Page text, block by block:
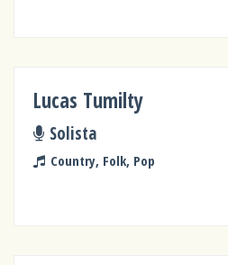
Lucas Tumilty
Solista
Country, Folk, Pop